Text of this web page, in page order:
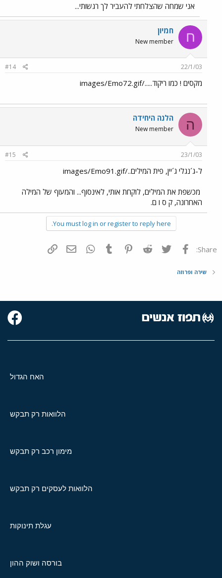
אני שמחה שהצלחתי להעביר לך רגשותי...
ח חמיון
New member
22/1/03
#14
מקסים ! כמו ריקוד...../images/Emo72.gif
ה הלנה היחידה
New member
23/1/03
#15
ל-ג´נגלי ג´יין, פית המילים../images/Emo91.gif
מכשפת את המילים, לוקחת אותי, לאינסוף... והמעוף של המילה
האחרונה, ק ס ו ם.
You must log in or register to reply here.
Share: פייסבוק Twitter
Reddit
Pinterest
Tumblr
WhatsAppדואר אלקטרוני
שירה ופרוזה
האח הגדול
הלוואות רק תבקש
מימון רכב רק תבקש
הלוואות לעסקים רק תבקש
עגלת תינוקות
בורסה ושוק ההון